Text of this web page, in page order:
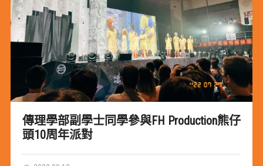
傳理學部副學士同學參與FH Production熊仔
頭10周年派對